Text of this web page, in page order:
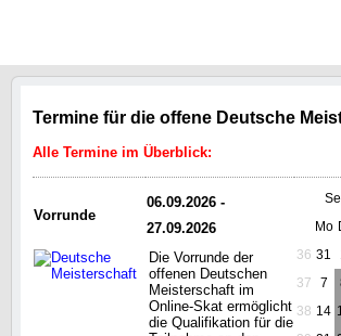
Termine für die offene Deutsche
Alle Termine im Überblick:
Vorrunde
06.09.2026 -
27.09.2026
Mo
36 31
37
7
38 14
Die Vorrunde der
offenen Deutschen
Meisterschaft im
Online-Skat ermöglicht
die Qualifikation für die